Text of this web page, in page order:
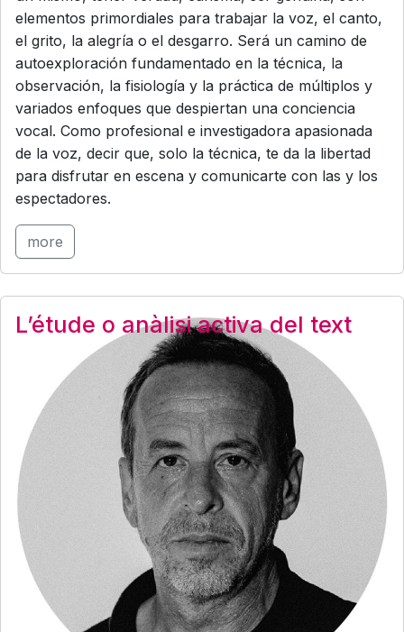
elementos primordiales para trabajar la voz, el canto,
el grito, la alegría o el desgarro. Será un camino de
autoexploración fundamentado en la técnica, la
observación, la fisiología y la práctica de múltiplos y
variados enfoques que despiertan una conciencia
vocal. Como profesional e investigadora apasionada
de la voz, decir que, solo la técnica, te da la libertad
para disfrutar en escena y comunicarte con las y los
espectadores.
more
L’étude o anàlisi activa del text